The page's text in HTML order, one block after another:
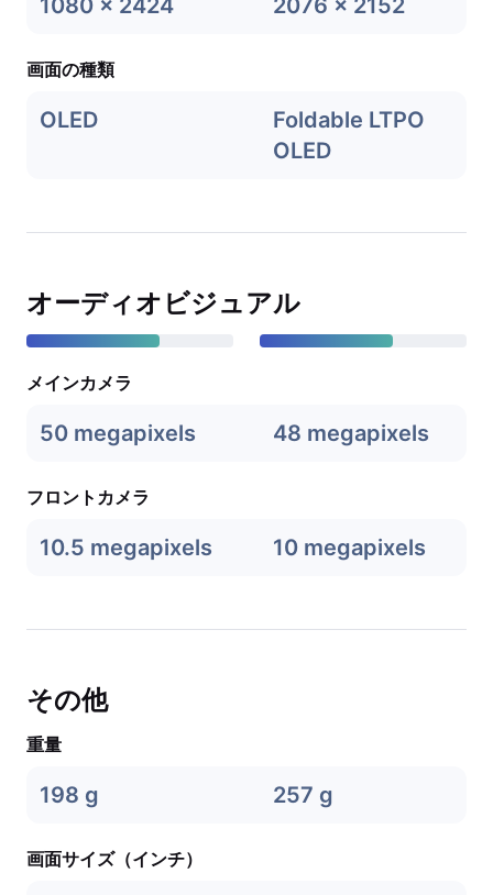
1080 x 2424 2076 x 2152
画面の種類
OLED
Foldable LTPO
OLED
オーディオビジュアル
メインカメラ
50 megapixels 48 megapixels
フロントカメラ
10.5 megapixels 10 megapixels
その他
重量
198 g 257 g
画面サイズ（インチ）